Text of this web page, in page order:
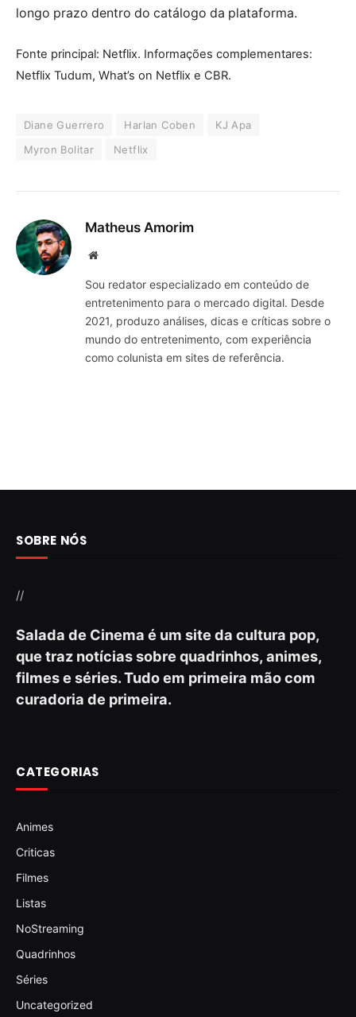
longo prazo dentro do catálogo da plataforma.
Fonte principal: Netflix. Informações complementares:
Netflix Tudum, What’s on Netflix e CBR.
Diane Guerrero Harlan Coben
KJ Apa
Myron Bolitar
Netflix
Matheus Amorim
Website
Sou redator especializado em conteúdo de
entretenimento para o mercado digital. Desde
2021, produzo análises, dicas e críticas sobre o
mundo do entretenimento, com experiência
como colunista em sites de referência.
SOBRE NÓS
//
Salada de Cinema é um site da cultura pop,
que traz notícias sobre quadrinhos, animes,
filmes e séries. Tudo em primeira mão com
curadoria de primeira.
CATEGORIAS
Animes
Criticas
Filmes
Listas
NoStreaming
Quadrinhos
Séries
Uncategorized